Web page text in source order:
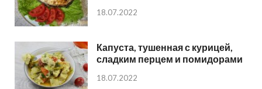
18.07.2022
Капуста, тушенная с курицей,
сладким перцем и помидорами
18.07.2022